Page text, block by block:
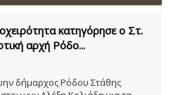
κατηγόρησε ο Στ.
αρχή Ρόδο...
δήμαρχος Ρόδου Στάθης